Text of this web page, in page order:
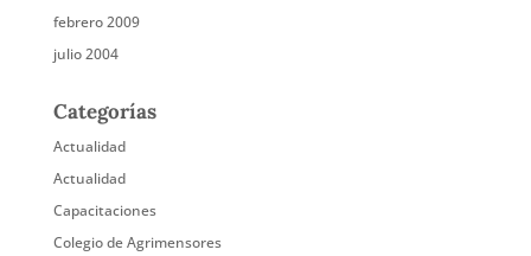
febrero 2009
julio 2004
Categorías
Actualidad
Actualidad
Capacitaciones
Colegio de Agrimensores